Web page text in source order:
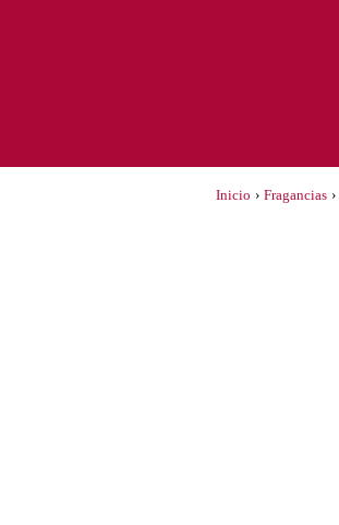
Inicio › Fragancias ›